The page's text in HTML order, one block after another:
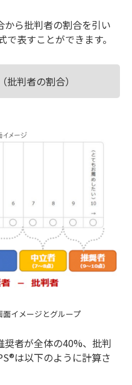
から批判者の割合を引い
表すことができます。
判者の割合）
イメージとグループ
奨者が全体の40%、批判
は以下のように計算さ